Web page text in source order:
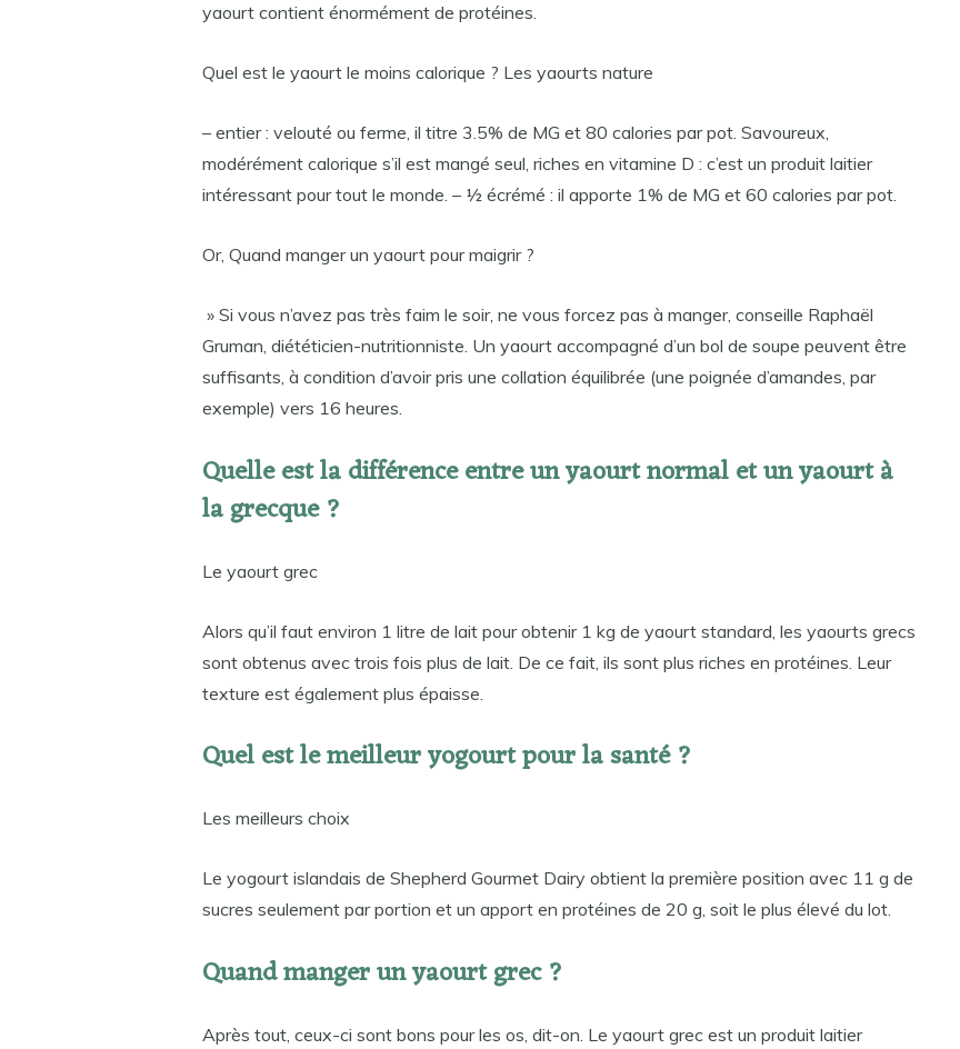
yaourt contient énormément de protéines.
Quel est le yaourt le moins calorique ? Les yaourts nature
– entier : velouté ou ferme, il titre 3.5% de MG et 80 calories par pot. Savoureux,
modérément calorique s’il est mangé seul, riches en vitamine D : c’est un produit laitier
intéressant pour tout le monde. – ½ écrémé : il apporte 1% de MG et 60 calories par pot.
Or, Quand manger un yaourt pour maigrir ?
» Si vous n’avez pas très faim le soir, ne vous forcez pas à manger, conseille Raphaël
Gruman, diététicien-nutritionniste. Un yaourt accompagné d’un bol de soupe peuvent être
suffisants, à condition d’avoir pris une collation équilibrée (une poignée d’amandes, par
exemple) vers 16 heures.
Quelle est la différence entre un yaourt normal et un yaourt à
la grecque ?
Le yaourt grec
Alors qu’il faut environ 1 litre de lait pour obtenir 1 kg de yaourt standard, les yaourts grecs
sont obtenus avec trois fois plus de lait. De ce fait, ils sont plus riches en protéines. Leur
texture est également plus épaisse.
Quel est le meilleur yogourt pour la santé ?
Les meilleurs choix
Le yogourt islandais de Shepherd Gourmet Dairy obtient la première position avec 11 g de
sucres seulement par portion et un apport en protéines de 20 g, soit le plus élevé du lot.
Quand manger un yaourt grec ?
Après tout, ceux-ci sont bons pour les os, dit-on. Le yaourt grec est un produit laitier